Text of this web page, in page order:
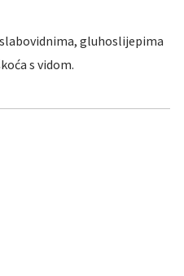
gluhoslijepima
s vidom.